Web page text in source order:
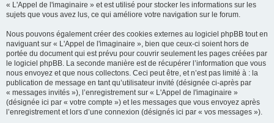
« L'Appel de l'imaginaire » et est utilisé pour stocker les informations sur les
sujets que vous avez lus, ce qui améliore votre navigation sur le forum.
Nous pouvons également créer des cookies externes au logiciel phpBB tout en
naviguant sur « L'Appel de l'imaginaire », bien que ceux-ci soient hors de
portée du document qui est prévu pour couvrir seulement les pages créées par
le logiciel phpBB. La seconde manière est de récupérer l’information que vous
nous envoyez et que nous collectons. Ceci peut être, et n’est pas limité à : la
publication de message en tant qu’utilisateur invité (désignée ci-après par
« messages invités »), l’enregistrement sur « L'Appel de l'imaginaire »
(désignée ici par « votre compte ») et les messages que vous envoyez après
l’enregistrement et lors d’une connexion (désignés ici par « vos messages »).